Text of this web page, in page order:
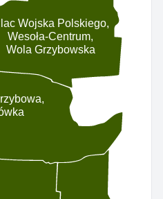
Wojska Polskiego,
Wesoła-Centrum,
Wola Grzybowska